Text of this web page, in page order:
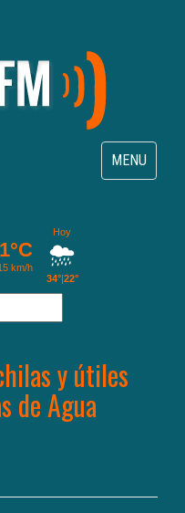
Toggle
navigation
MENU
y útiles
de Agua